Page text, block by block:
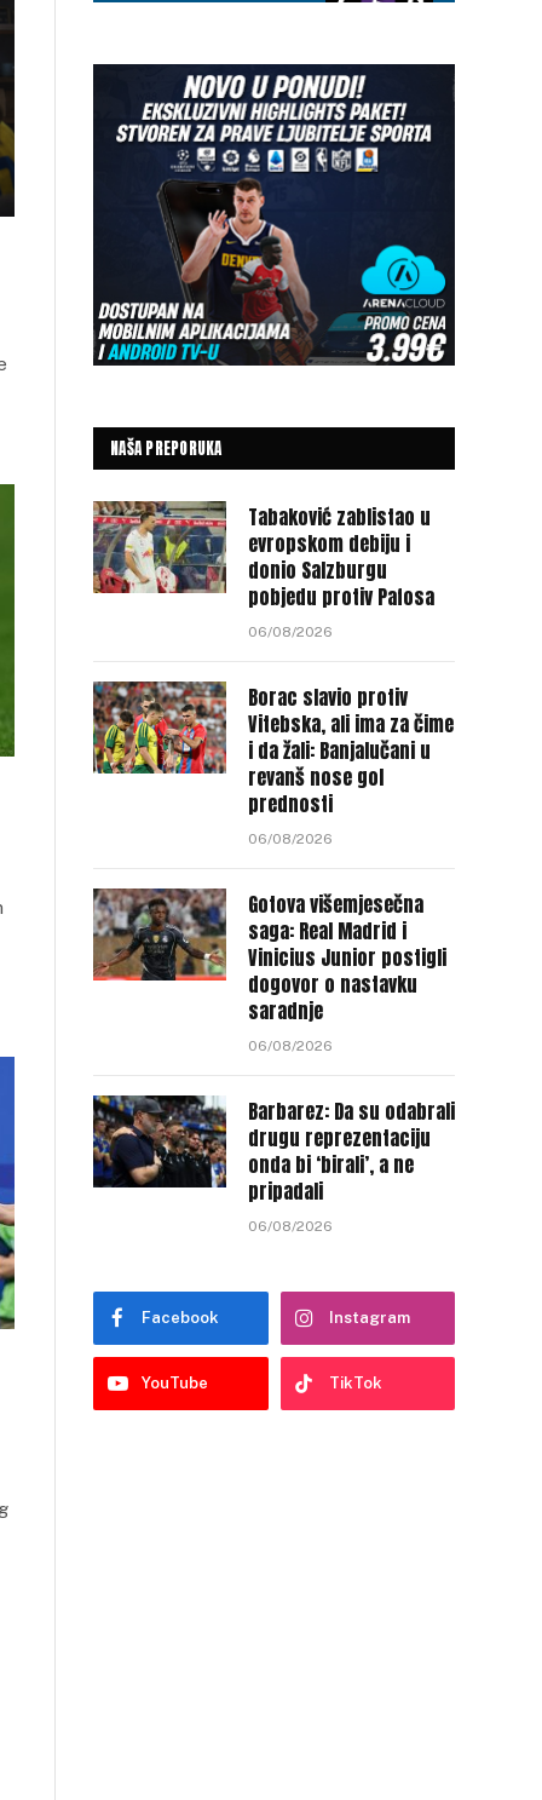
NAŠA PREPORUKA
Tabaković zablistao u
evropskom debiju i
donio Salzburgu
pobjedu protiv Pafosa
06/08/2026
Borac slavio protiv
Vitebska, ali ima za čime
i da žali: Banjalučani u
revanš nose gol
prednosti
06/08/2026
Gotova višemjesečna
saga: Real Madrid i
Vinicius Junior postigli
dogovor o nastavku
saradnje
06/08/2026
Barbarez: Da su odabrali
drugu reprezentaciju
onda bi ‘birali’, a ne
pripadali
06/08/2026
Facebook Instagram
YouTube TikTok